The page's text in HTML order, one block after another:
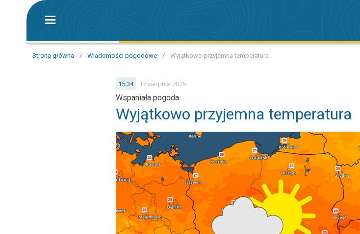
Strona główna / Wiadomości pogodowe / Wyjątkowo przyjemna temperatura
15:34 17 sierpnia 2025
Wspaniała pogoda
Wyjątkowo przyjemna temperatura